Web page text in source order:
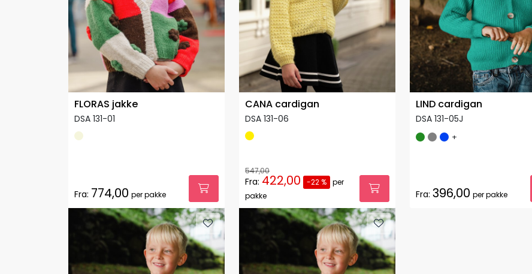
FLORAS jakke
DSA 131-01
Fra: 774,00 per pakke
CANA cardigan
DSA 131-06
547,00
Fra: 422,00 -22 % per
pakke
LIND cardigan
DSA 131-05J
+
Fra: 396,00 per pakke